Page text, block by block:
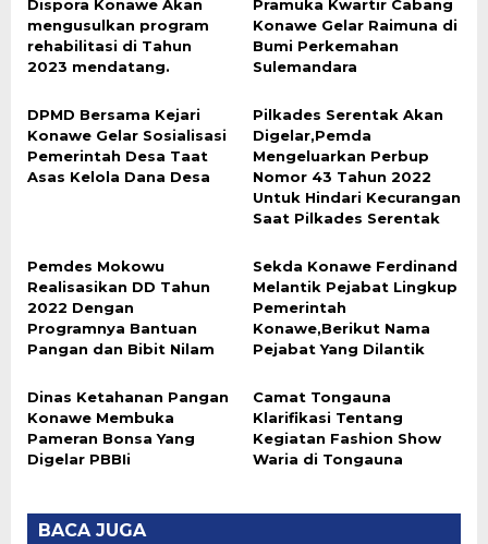
Dispora Konawe Akan
mengusulkan program
rehabilitasi di Tahun
2023 mendatang.
Pramuka Kwartir Cabang
Konawe Gelar Raimuna di
Bumi Perkemahan
Sulemandara
DPMD Bersama Kejari
Konawe Gelar Sosialisasi
Pemerintah Desa Taat
Asas Kelola Dana Desa
Pilkades Serentak Akan
Digelar,Pemda
Mengeluarkan Perbup
Nomor 43 Tahun 2022
Untuk Hindari Kecurangan
Saat Pilkades Serentak
Pemdes Mokowu
Realisasikan DD Tahun
2022 Dengan
Programnya Bantuan
Pangan dan Bibit Nilam
Sekda Konawe Ferdinand
Melantik Pejabat Lingkup
Pemerintah
Konawe,Berikut Nama
Pejabat Yang Dilantik
Dinas Ketahanan Pangan
Konawe Membuka
Pameran Bonsa Yang
Digelar PBBIi
Camat Tongauna
Klarifikasi Tentang
Kegiatan Fashion Show
Waria di Tongauna
BACA JUGA